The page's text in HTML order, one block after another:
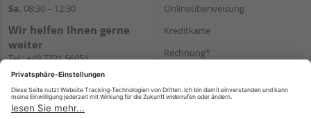
Sa. 08:30 – 12:30
Wir helfen Ihnen gerne
weiter
Tel.:+49 7721 56051
E-Mail:onlineshop@holzland-
WhatsApp
Onlineüberweisung
Kreditkarte
Rechnung*
Versand